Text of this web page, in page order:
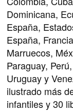
Dominicana,
España,
España,
Marruecos,
Paraguay,
Uruguay y
ilustrado más
infantiles y 30